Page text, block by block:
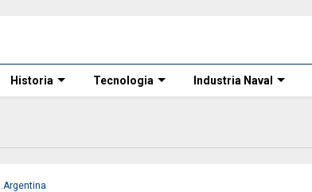
Historia Tecnologia Industria Naval
.Argentina